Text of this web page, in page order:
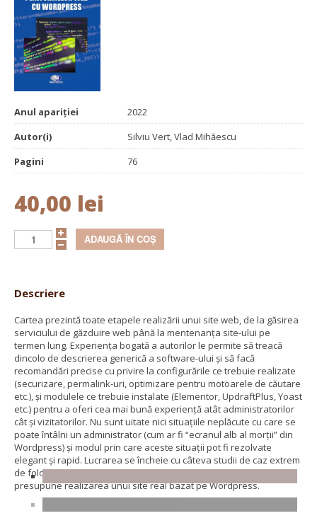
Anul apariției
2022
Autor(i)
Silviu Vert, Vlad Mihăescu
Pagini
76
40,00 lei
Descriere
Cartea prezintă toate etapele realizării unui site web, de la găsirea
serviciului de găzduire web până la mentenanța site-ului pe
termen lung. Experiența bogată a autorilor le permite să treacă
dincolo de descrierea generică a software-ului și să facă
recomandări precise cu privire la configurările ce trebuie realizate
(securizare, permalink-uri, optimizare pentru motoarele de căutare
etc.), și modulele ce trebuie instalate (Elementor, UpdraftPlus, Yoast
etc.) pentru a oferi cea mai bună experiență atât administratorilor
cât și vizitatorilor. Nu sunt uitate nici situațiile neplăcute cu care se
poate întâlni un administrator (cum ar fi “ecranul alb al morții” din
Wordpress) și modul prin care aceste situații pot fi rezolvate
elegant și rapid. Lucrarea se încheie cu câteva studii de caz extrem
de folositoare, prin care cititorii au ocazia să vadă practic ce
presupune realizarea unui site real bazat pe Wordpress.